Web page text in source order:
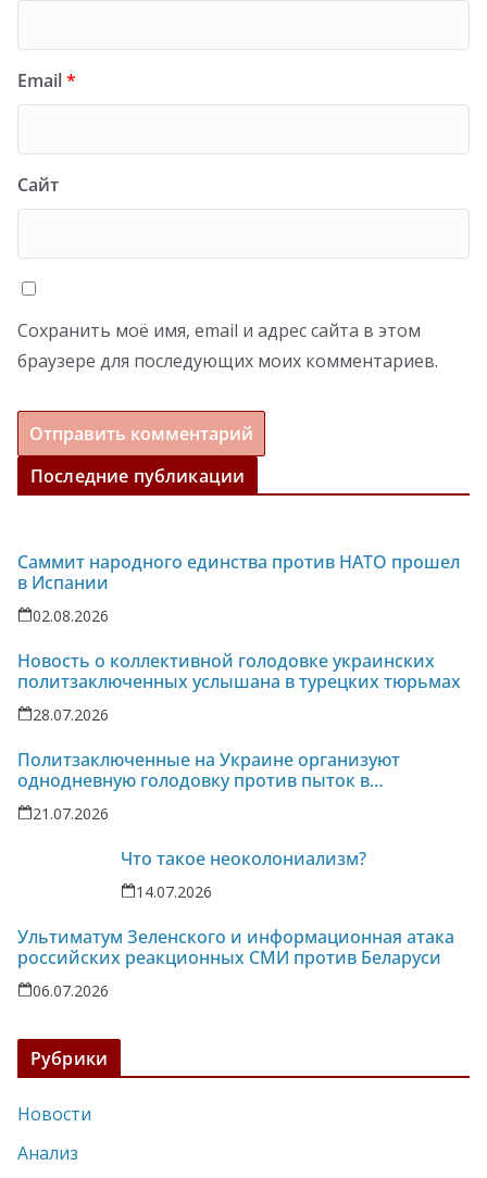
Email*
Сайт
Сохранить моё имя, email и адрес сайта в этом
браузере для последующих моих комментариев.
Последние публикации
Саммит народного единства против НАТО прошел
в Испании
02.08.2026
Новость о коллективной голодовке украинских
политзаключенных услышана в турецких тюрьмах
28.07.2026
Политзаключенные на Украине организуют
однодневную голодовку против пыток в
колонии-86
21.07.2026
Что такое неоколониализм?
14.07.2026
Ультиматум Зеленского и информационная атака
российских реакционных СМИ против Беларуси
06.07.2026
Рубрики
Новости
Анализ